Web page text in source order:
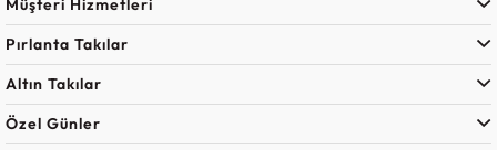
Pırlanta Takılar
Altın Takılar
Özel Günler